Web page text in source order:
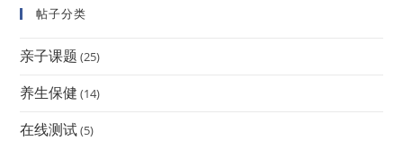
帖子分类
亲子课题 (25)
养生保健 (14)
在线测试(5)